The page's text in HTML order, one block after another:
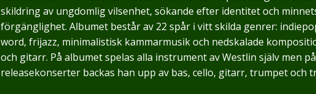
skildring av ungdomlig vilsenhet, sökande efter identitet och
förgänglighet. Albumet består av 22 spår i vitt skilda genrer:
word, frijazz, minimalistisk kammarmusik och nedskalade
och gitarr. På albumet spelas alla instrument av Westlin själv men
releasekonserter backas han upp av bas, cello, gitarr, trumpet och